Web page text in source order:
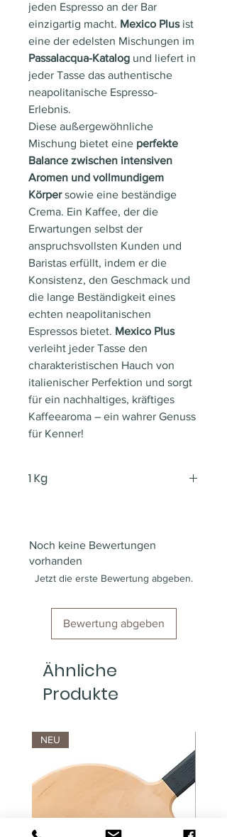
jeden Espresso an der Bar
einzigartig macht. Mexico Plusist
eine der edelsten Mischungen im
Passalacqua-Katalog und liefert in
jeder Tasse das authentische
neapolitanische Espresso-
Erlebnis.
Diese außergewöhnliche
Mischung bietet eine perfekte
Balance zwischen intensiven
Aromen und vollmundigem
Körpersowie eine beständige
Crema. Ein Kaffee, der die
Erwartungen selbst der
anspruchsvollsten Kunden und
Baristas erfüllt, indem er die
Konsistenz, den Geschmack und
die lange Beständigkeit eines
echten neapolitanischen
Espressos bietet. Mexico Plus
verleiht jeder Tasse den
charakteristischen Hauch von
italienischer Perfektion und sorgt
für ein nachhaltiges, kräftiges
Kaffeearoma – ein wahrer Genuss
für Kenner!
1 Kg
Noch keine Bewertungen
vorhanden
Jetzt die erste Bewertung abgeben.
Bewertung abgeben
Ähnliche
Produkte
NEU